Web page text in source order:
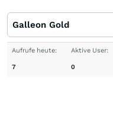
Galleon Gold
Aufrufe heute:
7
Aktive User:
0